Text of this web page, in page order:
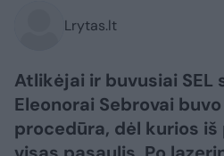
Lrytas.lt
Atlikėjai ir buvusiai SEL
Eleonorai Sebrovai
procedūra, dėl kurios